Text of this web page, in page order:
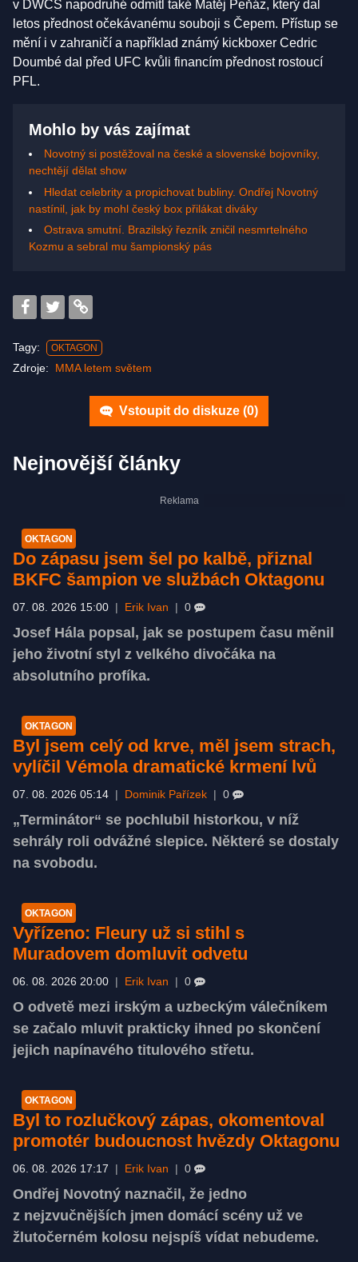
v DWCS napodruhé odmítl také Matěj Peňáz, který dal
letos přednost očekávanému souboji s Čepem. Přístup se
mění i v zahraničí a například známý kickboxer Cedric
Doumbé dal před UFC kvůli financím přednost rostoucí
PFL.
Mohlo by vás zajímat
Novotný si postěžoval na české a slovenské bojovníky,
nechtějí dělat show
Hledat celebrity a propichovat bubliny. Ondřej Novotný
nastínil, jak by mohl český box přilákat diváky
Ostrava smutní. Brazilský řezník zničil nesmrtelného
Kozmu a sebral mu šampionský pás
Tagy: OKTAGON
Zdroje: MMA letem světem
Vstoupit do diskuze (0)
Nejnovější články
OKTAGON
Do zápasu jsem šel po kalbě, přiznal
BKFC šampion ve službách Oktagonu
07. 08. 2026 15:00 Erik Ivan 0
Josef Hála popsal, jak se postupem času měnil
jeho životní styl z velkého divočáka na
absolutního profíka.
OKTAGON
Byl jsem celý od krve, měl jsem strach,
vylíčil Vémola dramatické krmení lvů
07. 08. 2026 05:14 Dominik Pařízek 0
„Terminátor“ se pochlubil historkou, v níž
sehrály roli odvážné slepice. Některé se dostaly
na svobodu.
OKTAGON
Vyřízeno: Fleury už si stihl s
Muradovem domluvit odvetu
06. 08. 2026 20:00 Erik Ivan 0
O odvetě mezi irským a uzbeckým válečníkem
se začalo mluvit prakticky ihned po skončení
jejich napínavého titulového střetu.
OKTAGON
Byl to rozlučkový zápas, okomentoval
promotér budoucnost hvězdy Oktagonu
06. 08. 2026 17:17 Erik Ivan 0
Ondřej Novotný naznačil, že jedno
z nejzvučnějších jmen domácí scény už ve
žlutočerném kolosu nejspíš vídat nebudeme.